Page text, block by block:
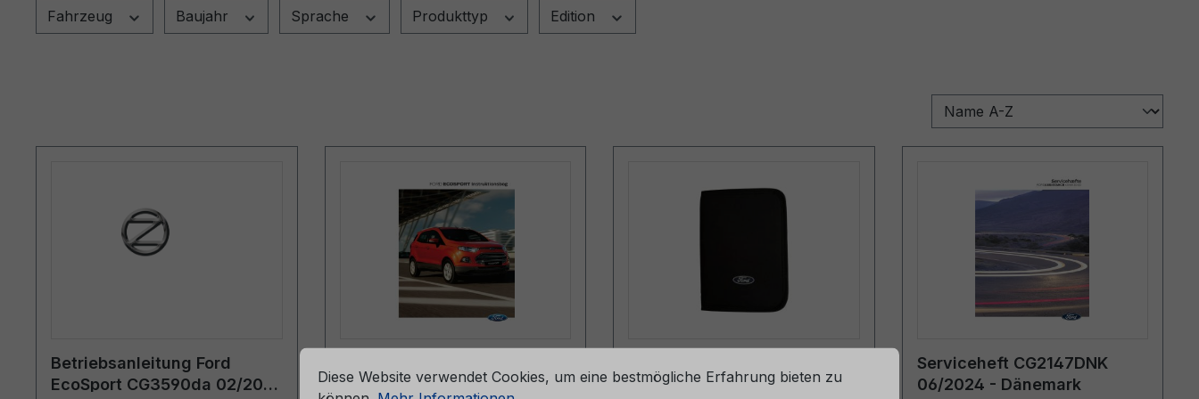
Fahrzeug Baujahr Sprache Produkttyp Edition
Betriebsanleitung Ford
EcoSport CG3590da 02/2014
EcoSport CG3590da 02/2015
6M51-7057-BA
Serviceheft CG2147DNK
06/2024 - Dänemark
Cookie-Voreinstellungen
Mehr Informationen ...
Diese Website verwendet Cookies, um eine bestmögliche Erfahrung bieten zu